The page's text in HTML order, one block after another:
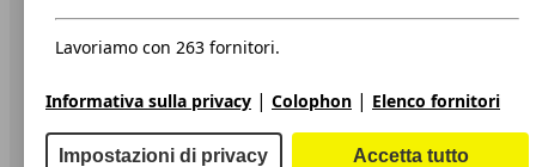
Privacy
Dichiarazione di Accessibilità
Servizi
Area rivenditori
Lavoriamo con 263 fornitori.
Informativa sulla privacy | Colophon | Elenco fornitori
Impostazioni di privacy Accetta tutto